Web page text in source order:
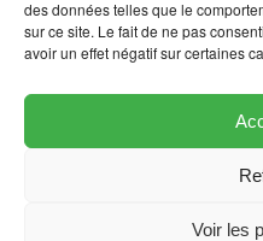
des données telles que le
sur ce site. Le fait de ne pas
avoir un effet négatif sur certaines
Voir les